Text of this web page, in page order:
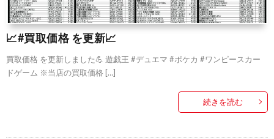
📈#買取価格 を更新📈
買取価格 を更新しました💪 遊戯王 #デュエマ #ポケカ #ワンピースカー
ドゲーム ※当店の買取価格 […]
続きを読む